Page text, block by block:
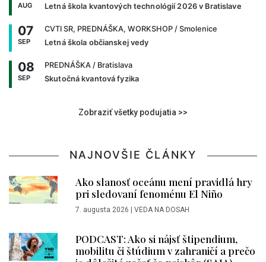
AUG
Letná škola kvantových technológií 2026 v Bratislave
07
SEP
CVTI SR, PREDNÁŠKA, WORKSHOP / Smolenice
Letná škola občianskej vedy
08
SEP
PREDNÁŠKA / Bratislava
Skutočná kvantová fyzika
Zobraziť všetky podujatia >>
NAJNOVŠIE ČLÁNKY
Ako slanosť oceánu mení pravidlá hry
pri sledovaní fenoménu El Niño
7. augusta 2026 VEDA NA DOSAH
PODCAST: Ako si nájsť štipendium,
mobilitu či štúdium v zahraničí a prečo